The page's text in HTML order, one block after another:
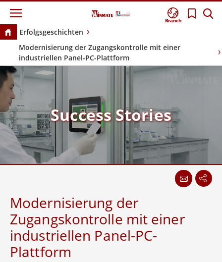
Branch
Erfolgsgeschichten
Modernisierung der Zugangskontrolle mit einer
industriellen Panel-PC-Plattform
Success Stories
Modernisierung der
Zugangskontrolle mit einer
industriellen Panel-PC-
Plattform